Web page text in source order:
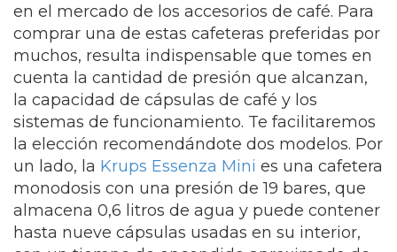
en el mercado de los accesorios de café. Para
comprar una de estas cafeteras preferidas por
muchos, resulta indispensable que tomes en
cuenta la cantidad de presión que alcanzan,
la capacidad de cápsulas de café y los
sistemas de funcionamiento. Te facilitaremos
la elección recomendándote dos modelos. Por
un lado, la Krups Essenza Mini es una cafetera
monodosis con una presión de 19 bares, que
almacena 0,6 litros de agua y puede contener
hasta nueve cápsulas usadas en su interior,